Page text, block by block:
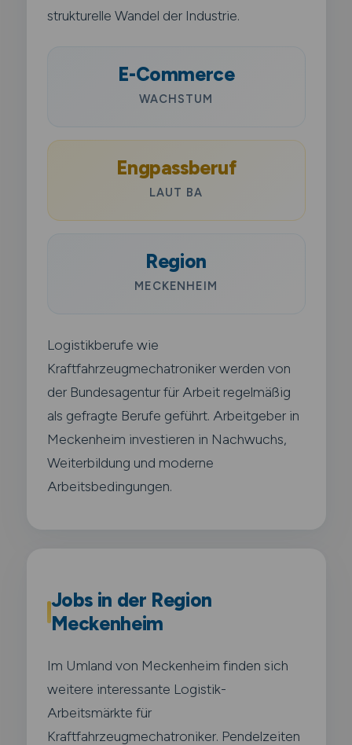
strukturelle Wandel der Industrie.
E-Commerce
WACHSTUM
Engpassberuf
LAUT BA
Region
MECKENHEIM
Logistikberufe wie
Kraftfahrzeugmechatroniker werden von
der Bundesagentur für Arbeit regelmäßig
als gefragte Berufe geführt. Arbeitgeber in
Meckenheim investieren in Nachwuchs,
Weiterbildung und moderne
Arbeitsbedingungen.
Jobs in der Region
Meckenheim
Im Umland von Meckenheim finden sich
weitere interessante Logistik-
Arbeitsmärkte für
Kraftfahrzeugmechatroniker. Pendelzeiten